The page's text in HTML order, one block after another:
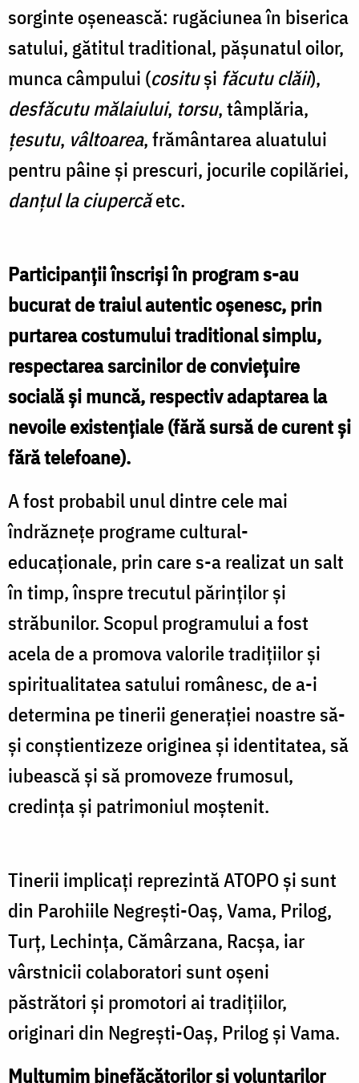
sorginte oșenească: rugăciunea în biserica
satului, gătitul traditional, pășunatul oilor,
munca câmpului (cosituși făcutu clăii),
desfăcutu mălaiului, torsu, tâmplăria,
țesutu, vâltoarea, frământarea aluatului
pentru pâine și prescuri, jocurile copilăriei,
danțul la ciupercăetc.
Participanții înscriși în program s-au
bucurat de traiul autentic oșenesc, prin
purtarea costumului traditional simplu,
respectarea sarcinilor de conviețuire
socială și muncă, respectiv adaptarea la
nevoile existențiale (fără sursă de curent și
fără telefoane).
A fost probabil unul dintre cele mai
îndrăznețe programe cultural-
educaționale, prin care s-a realizat un salt
în timp, înspre trecutul părinților și
străbunilor. Scopul programului a fost
acela de a promova valorile tradițiilor și
spiritualitatea satului românesc, de a-i
determina pe tinerii generației noastre să-
și conștientizeze originea și identitatea, să
iubească și să promoveze frumosul,
credința și patrimoniul moștenit.
Tinerii implicați reprezintă ATOPO și sunt
din Parohiile Negrești-Oaș, Vama, Prilog,
Turț, Lechința, Cămârzana, Racșa, iar
vârstnicii colaboratori sunt oșeni
păstrători și promotori ai tradițiilor,
originari din Negrești-Oaș, Prilog și Vama.
Mulțumim binefăcătorilor și voluntarilor